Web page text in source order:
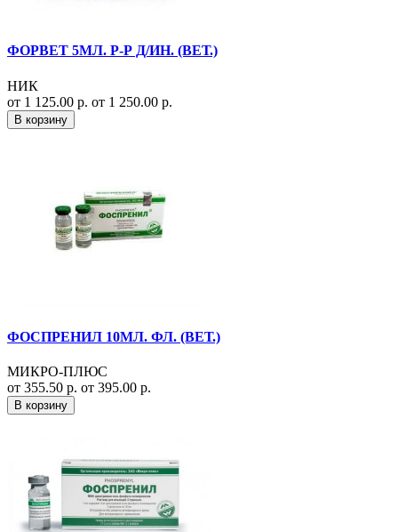
ФОРВЕТ 5МЛ. Р-Р Д/ИН. (ВЕТ.)
НИК
от 1 125.00 р. от 1 250.00 р.
В корзину
ФОСПРЕНИЛ 10МЛ. ФЛ. (ВЕТ.)
МИКРО-ПЛЮС
от 355.50 р. от 395.00 р.
В корзину